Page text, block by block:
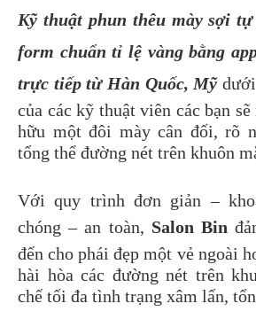
Kỹ thuật phun thêu mày sợi
form chuẩn tỉ lệ vàng bằng
trực tiếp từ Hàn Quốc, Mỹ
của các kỹ thuật viên các bạn sẽ
hữu một đôi mày cân đối, rõ
tổng thể đường nét trên khuôn
Với quy trình đơn giản –
chóng – an toàn, Salon Bin
đến cho phái đẹp một vẻ ngoài
hài hòa các đường nét trên
chế tối đa tình trạng xâm lấn,